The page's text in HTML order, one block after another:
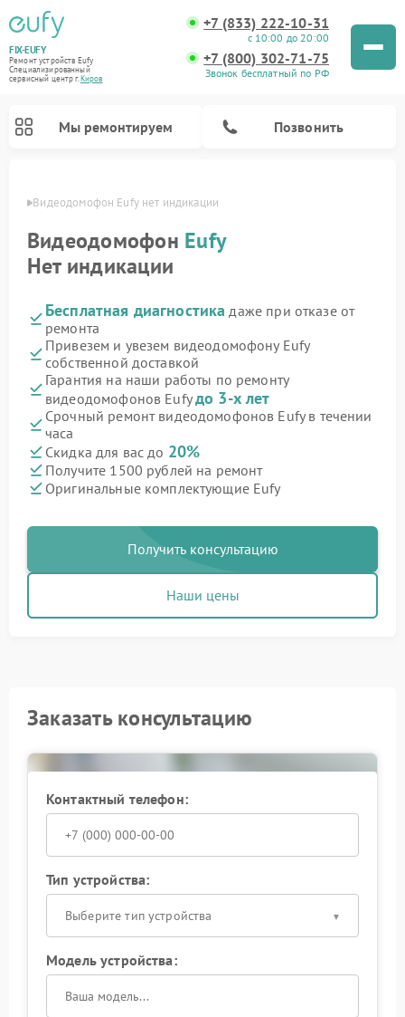
FIX-EUFY
Ремонт устройств Eufy
Специализированный
cервисный центр г.Киров
+7 (833) 222-10-31
с 10:00 до 20:00
+7 (800) 302-71-75
Звонок бесплатный по РФ
Мы ремонтируем Позвонить
Видеодомофон Eufy нет индикации
Видеодомофон Eufy
Нет индикации
Бесплатная диагностика даже при отказе от
ремонта
Привезем и увезем видеодомофону Eufy
собственной доставкой
Гарантия на наши работы по ремонту
видеодомофонов Eufyдо 3-х лет
Срочный ремонт видеодомофонов Eufy в течении
часа
Скидка для вас до 20%
Получите 1500 рублей на ремонт
Оригинальные комплектующие Eufy
Получить консультацию
Наши цены
Заказать консультацию
Контактный телефон:
Тип устройства:
Выберите тип устройства
Модель устройства: